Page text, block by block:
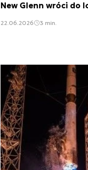
New Glenn wróci do
22.06.2026 3 min.